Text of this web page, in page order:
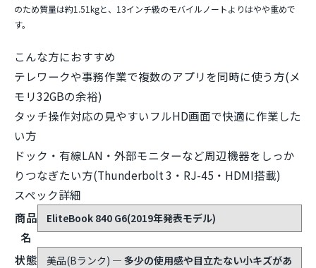
のため質量は約1.51kgと、13インチ級のモバイルノートよりはやや重めで
す。
こんな方におすすめ
テレワークや事務作業で複数のアプリを同時に使う方(メ
モリ32GBの余裕)
タッチ操作対応の見やすいフルHD画面で快適に作業した
い方
ドック・有線LAN・外部モニターなど周辺機器をしっか
りつなぎたい方(Thunderbolt 3・RJ-45・HDMI搭載)
スペック詳細
商品
名
EliteBook 840 G6(2019年発表モデル)
状態 美品(Bランク) — 多少の使用感や目立たない小キズがあ